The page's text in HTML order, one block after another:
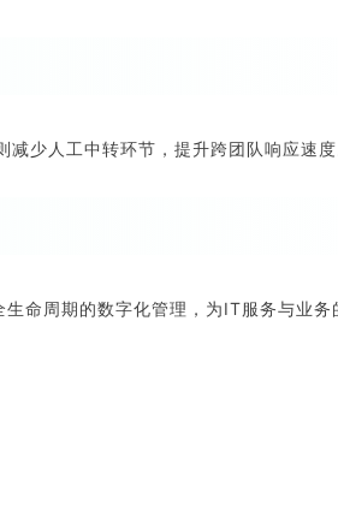
少人工中转环节，提升跨团队响应速度
生命周期的数字化管理，为IT服务与业务